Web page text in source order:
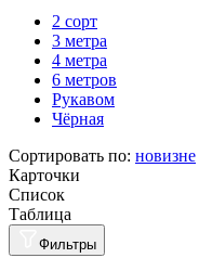
2 сорт
3 метра
4 метра
6 метров
Рукавом
Чёрная
Сортировать по: новизне
Карточки
Список
Таблица
Фильтры